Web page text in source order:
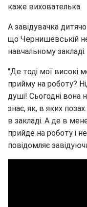
каже вихователька.
А завідувачка
що Чернишевській
навчальному закладі.
"Де тоді мої високі
прийму на роботу?
душі! Сьогодні вона
знає, як, в яких
в закладі. А де в
прийде на роботу і
повідомляє